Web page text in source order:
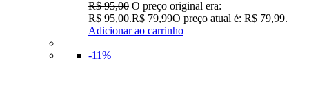
R$95,00 O preço original era:
R$ 95,00.R$ 79,99O preço atual é: R$ 79,99.
Adicionar ao carrinho
-11%